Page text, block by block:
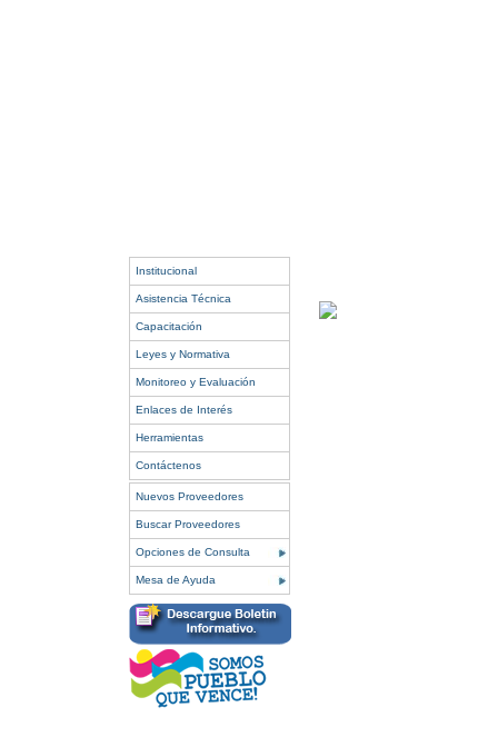
Institucional
Asistencia Técnica
Capacitación
Leyes y Normativa
Monitoreo y Evaluación
Enlaces de Interés
Herramientas
Contáctenos
Nuevos Proveedores
Buscar Proveedores
Opciones de Consulta
Mesa de Ayuda